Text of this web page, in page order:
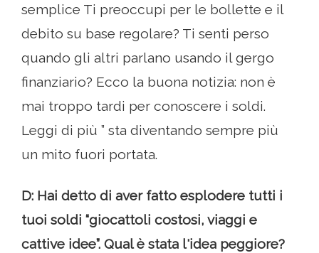
semplice Ti preoccupi per le bollette e il
debito su base regolare? Ti senti perso
quando gli altri parlano usando il gergo
finanziario? Ecco la buona notizia: non è
mai troppo tardi per conoscere i soldi.
Leggi di più ” sta diventando sempre più
un mito fuori portata.
D: Hai detto di aver fatto esplodere tutti i
tuoi soldi “giocattoli costosi, viaggi e
cattive idee”. Qual è stata l'idea peggiore?